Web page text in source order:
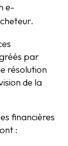
e-
par
résolution
de la
financières
: